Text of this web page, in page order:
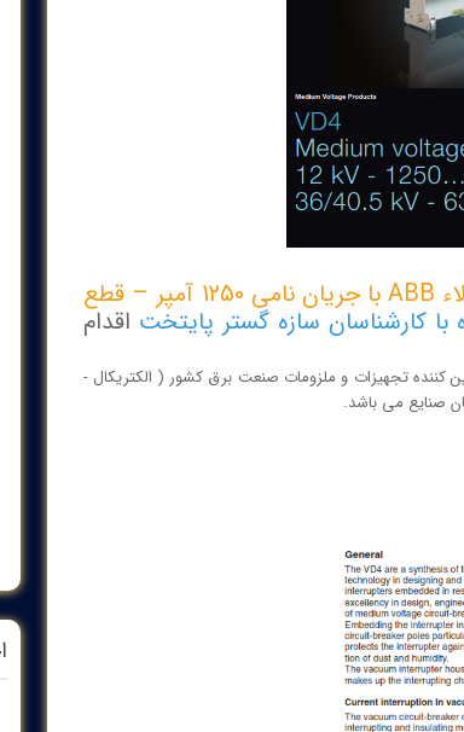
دژنکتور خلاء ABB با جریان نامی 1250 آمپر – قطع
با کارشناسان سازه گستر پایتخت اقدام
و فعالیت به عنوان تامین کننده تجهیزات و ملزومات صنعت برق کشور ( الکتریکال -
صنایع می باشد.